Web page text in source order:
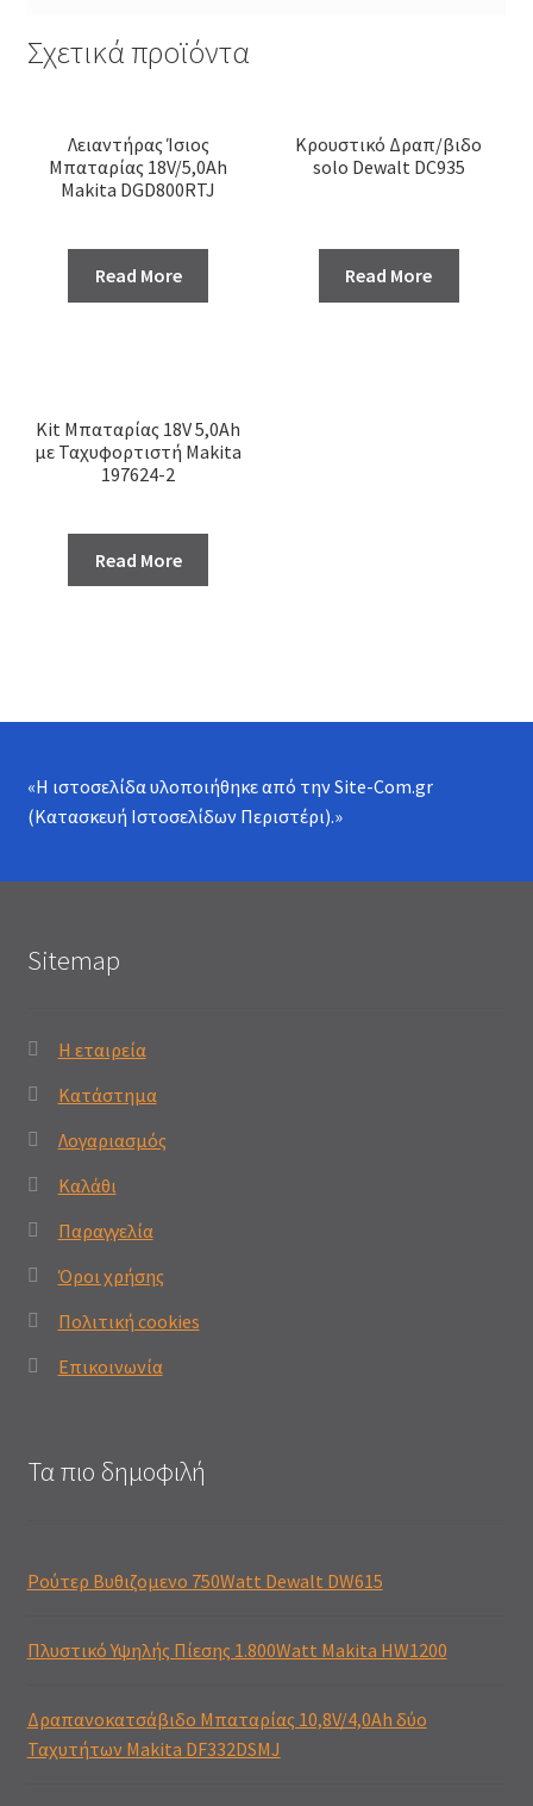
Σχετικά προϊόντα
Λειαντήρας Ίσιος
Μπαταρίας 18V/5,0Ah
Makita DGD800RTJ
Read More
Κρουστικό Δραπ/βιδο
solo Dewalt DC935
Read More
Kit Μπαταρίας 18V 5,0Ah
με Ταχυφορτιστή Makita
197624-2
Read More
«Η ιστοσελίδα υλοποιήθηκε από τηνSite-Com.gr
(Κατασκευή Ιστοσελίδων Περιστέρι).»
Sitemap
Η εταιρεία
Κατάστημα
Λογαριασμός
Καλάθι
Παραγγελία
Όροι χρήσης
Πολιτική cookies
Επικοινωνία
Τα πιο δημοφιλή
Ρούτερ Βυθιζομενο 750Watt Dewalt DW615
Πλυστικό Υψηλής Πίεσης 1.800Watt Makita HW1200
Δραπανοκατσάβιδο Μπαταρίας 10,8V/4,0Ah δύο
Ταχυτήτων Makita DF332DSMJ